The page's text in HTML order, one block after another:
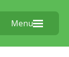
Menu